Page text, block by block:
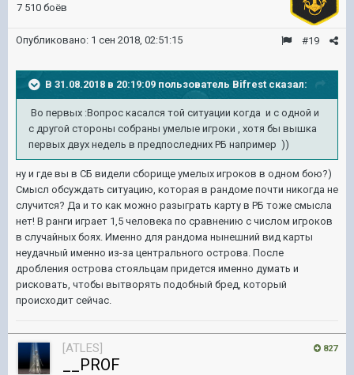
7 510 боёв
#19
Опубликовано: 1 сен 2018, 02:51:15
В 31.08.2018 в 20:19:09 пользователь Bifrest сказал:
Во первых :Вопрос касался той ситуации когда и с одной и
с другой стороны собраны умелые игроки , хотя бы вышка
первых двух недель в предпоследних РБ например ))
ну и где вы в СБ видели сборище умелых игроков в одном бою?)
Смысл обсуждать ситуацию, которая в рандоме почти никогда не
случится? Да и то как можно разыграть карту в РБ тоже смысла
нет! В ранги играет 1,5 человека по сравнению с числом игроков
в случайных боях. Именно для рандома нынешний вид карты
неудачный именно из-за центрального острова. После
дробления острова стояльцам придется именно думать и
рисковать, чтобы вытворять подобный бред, который
происходит сейчас.
827
[ATLES]
__PROF